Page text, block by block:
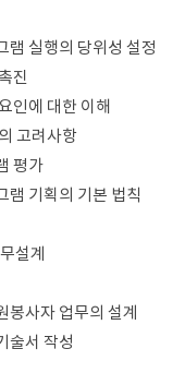
램 실행의 당위성 설정
진
인에 대한 이해
고려사항
평가
램 기획의 기본 법칙
설계
봉사자 업무의 설계
술서 작성